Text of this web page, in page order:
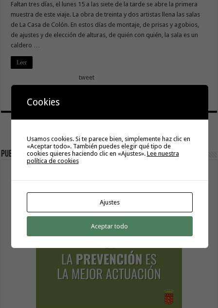
Faltan tres días, el lunes 15 a las siete de la tarde se abre la primera
muestra de este viaje. La obra de treinta y dos artistas llena las salas
de La Casa de Colón. En estos días de montaje, de prisas y agobios,
de ajustes y de elección de alturas, de quién con quién, la sala es un
caldero …
Leer
tweet
Publicidad
Cookies
Usamos cookies. Si te parece bien, simplemente haz clic en
«Aceptar todo». También puedes elegir qué tipo de
cookies quieres haciendo clic en «Ajustes». Lee nuestra
política de cookies
Ajustes
Aceptar todo